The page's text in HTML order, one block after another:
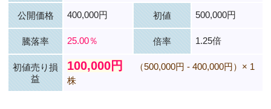
公開価格 400,000円 初値 500,000円
騰落率 25.00％ 倍率 1.25倍
初値売り損
益
100,000円
（500,000円 - 400,000円）× 1
株